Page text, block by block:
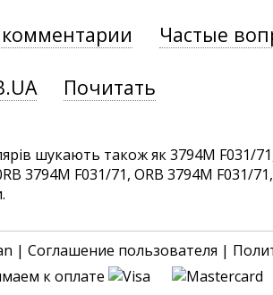
Частые
Почитать
шукають також як 3794M F031/
3794M F031/71, ORB 3794M F031/
| Соглашение пользователя |
к оплате